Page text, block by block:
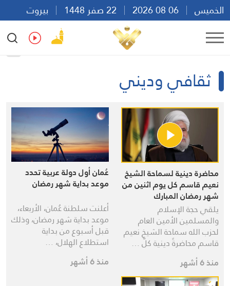
الخميس
بيروت
05:42
Ar
ثقافي وديني
محاضرة دينية لسماحة الشيخ
نعيم قاسم كل يوم اثنين من
شهر رمضان المبارك
يلقي حجة الإسلام
والمسلمين الأمين العام
لحزب الله سماحة الشيخ نعيم
قاسم محاضرةً دينية كلَّ …
منذ 6 أشهر
عُمان أول دولة عربية تحدد
موعد بداية شهر رمضان
أعلنت سلطنة عُمان، الأربعاء،
موعد بداية شهر رمضان، وذلك
قبل أسبوع من بداية
استطلاع الهلال، …
منذ 6 أشهر